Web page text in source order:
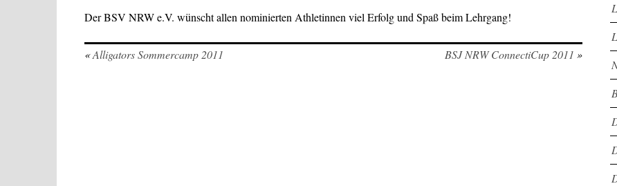
Der BSV NRW e.V. wünscht allen nominierten Athletinnen viel Erfolg und Spaß beim Lehrgang!
«Alligators Sommercamp 2011 BSJ NRW ConnectiCup 2011 »